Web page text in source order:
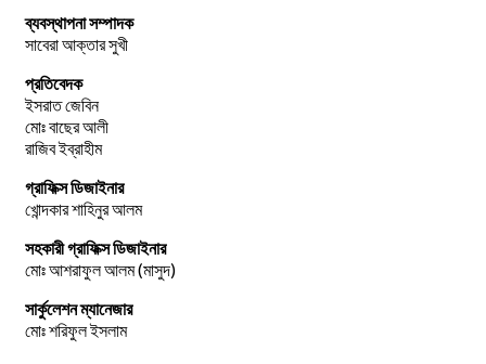
ব্যবস্থাপনা সম্পাদক
সাবেরা আক্তার সুখী
প্রতিবেদক
ইসরাত জেবিন
মোঃ বাছের আলী
রাজিব ইব্রাহীম
গ্রাফিক্স ডিজাইনার
খোন্দকার শাহিনুর আলম
সহকারী গ্রাফিক্স ডিজাইনার
মোঃ আশরাফুল আলম (মাসুদ)
সার্কুলেশন ম্যানেজার
মোঃ শরিফুল ইসলাম